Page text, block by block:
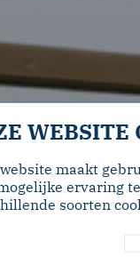
WEBSITE
maakt
ervaring
soorten